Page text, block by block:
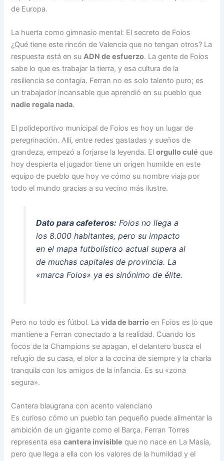
de Europa.
La huerta como gimnasio mental: El secreto de Foios
¿Qué tiene este rincón de Valencia que no tengan otros? La
respuesta está en suADN de esfuerzo. La gente de Foios
sabe lo que es trabajar la tierra, y esa cultura de la
resiliencia se contagia. Ferran no es solo talento puro; es
un trabajador incansable que aprendió en su pueblo que
nadie regala nada.
El polideportivo municipal de Foios es hoy un lugar de
peregrinación. Allí, entre redes gastadas y sueños de
grandeza, empezó a forjarse la leyenda. Elorgullo culé que
hoy despierta el jugador tiene un origen humilde en este
equipo de pueblo que hoy ve cómo su nombre viaja por
todo el mundo gracias a su vecino más ilustre.
Dato para cafeteros:Foios no llega a
los 8.000 habitantes, pero su impacto
en el mapa futbolístico actual supera al
de muchas capitales de provincia. La
«marca Foios» ya es sinónimo de élite.
Pero no todo es fútbol. Lavida de barrio en Foios es lo que
mantiene a Ferran conectado a la realidad. Cuando los
focos de la Champions se apagan, el delantero busca el
refugio de su casa, el olor a la cocina de siempre y la charla
tranquila con los amigos de la infancia. Es su «zona
segura».
Cantera blaugrana con acento valenciano
Es curioso cómo un pueblo tan pequeño puede alimentar la
ambición de un gigante como el Barça. Ferran Torres
representa esacantera invisible que no nace en La Masía,
pero que llega a ella con los valores de la humildad y el